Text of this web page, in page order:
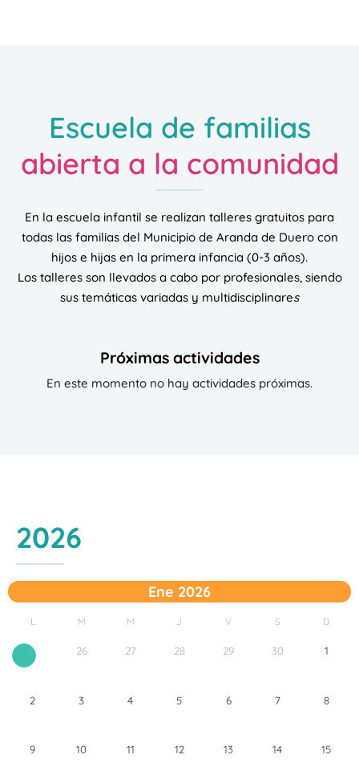
Escuela de familias
abierta a la comunidad
En la escuela infantil se realizan talleres gratuitos para
todas las familias del Municipio de Aranda de Duero con
hijos e hijas en la primera infancia (0-3 años).
Los talleres son llevados a cabo por profesionales, siendo
sus temáticas variadas y multidisciplinares
Próximas actividades
En este momento no hay actividades próximas.
2026
Ene 2026
L M M J V S D
25 26 27 28 29 30 1
2 3 4 5 6 7 8
9 10 11 12 13 14 15